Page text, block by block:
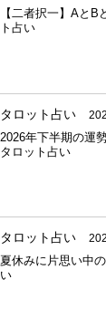
【二者択一】AとB
ト占い
タロット占い
2026年下半期の運
タロット占い
タロット占い
夏休みに片思い中
い